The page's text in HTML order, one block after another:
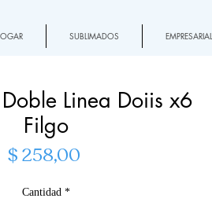
SUBLIMADOS EMPRESARIAL
Linea Doiis x6
Filgo
$ 258,00
Cantidad *